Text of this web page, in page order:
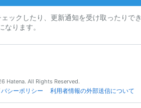
ックしたり、更新通知を受け取ったりでき
なります。
Hatena. All Rights Reserved.
シーポリシー 利用者情報の外部送信について